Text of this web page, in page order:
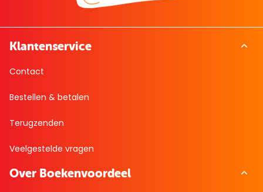
Klantenservice
Contact
Bestellen & betalen
Terugzenden
Veelgestelde vragen
Over Boekenvoordeel